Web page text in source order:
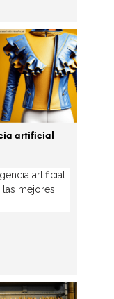
artificial
artificial
mejores